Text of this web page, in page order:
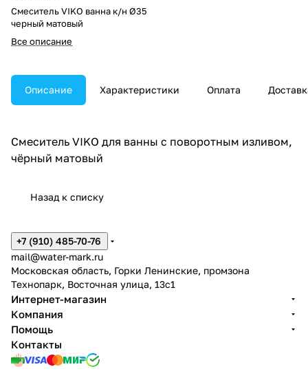
Смеситель VIKO ванна к/н Ø35
черный матовый
Все описание
Описание Характеристики Оплата
Смеситель VIKO для ванны с поворотным изливом,
чёрный матовый
Назад к списку
+7 (910) 485-70-76
mail@water-mark.ru
Московская область, Горки Ленинские, промзона
Технопарк, Восточная улица, 13с1
Интернет-магазин
Компания
Помощь
Контакты